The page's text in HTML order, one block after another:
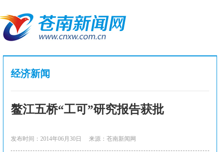
经济新闻
鳌江五桥“工可”研究报告获批
发布时间：2014年06月30日 来源：苍南新闻网